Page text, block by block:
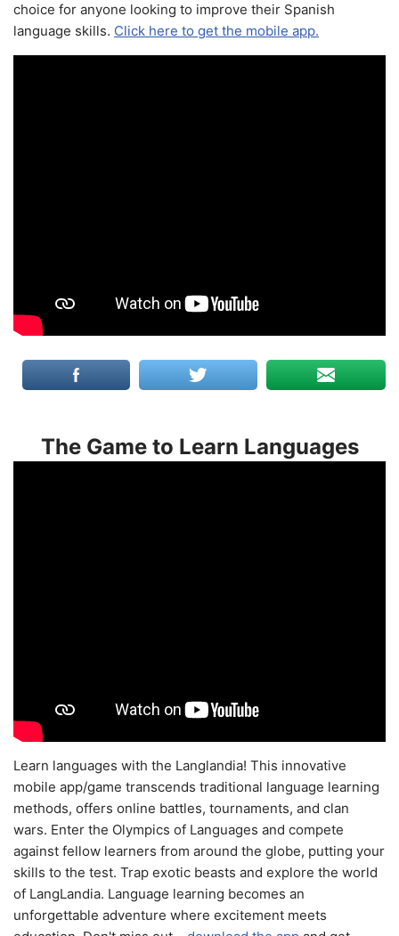
choice for anyone looking to improve their Spanish
language skills. Click here to get the mobile app.
The Game to Learn Languages
Learn languages with the Langlandia! This innovative
mobile app/game transcends traditional language learning
methods, offers online battles, tournaments, and clan
wars. Enter the Olympics of Languages and compete
against fellow learners from around the globe, putting your
skills to the test. Trap exotic beasts and explore the world
of LangLandia. Language learning becomes an
unforgettable adventure where excitement meets